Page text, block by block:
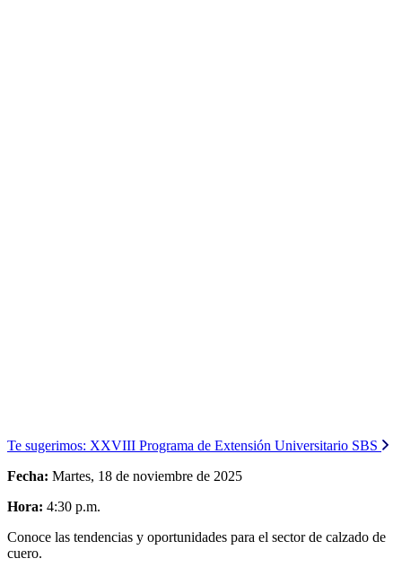
Te sugerimos: XXVIII Programa de Extensión Universitario SBS
Fecha: Martes, 18 de noviembre de 2025
Hora: 4:30 p.m.
Conoce las tendencias y oportunidades para el sector de calzado de
cuero.